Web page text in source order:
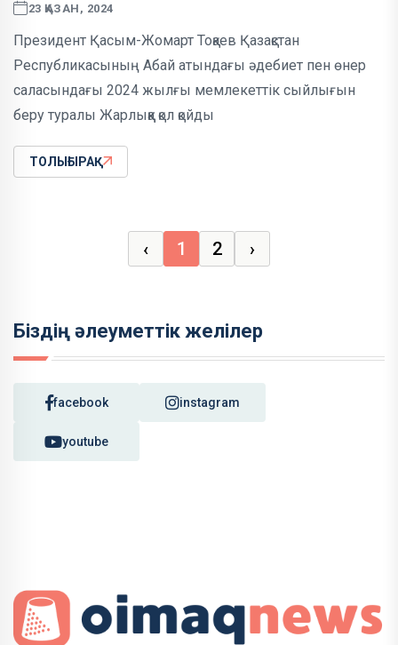
23 ҚАЗАН, 2024
Президент Қасым-Жомарт Тоқаев Қазақстан
Республикасының Абай атындағы әдебиет пен өнер
саласындағы 2024 жылғы мемлекеттік сыйлығын
беру туралы Жарлыққа қол қойды
ТОЛЫҒЫРАҚ
‹ 1 2 ›
Біздің әлеуметтік желілер
facebook instagram
youtube